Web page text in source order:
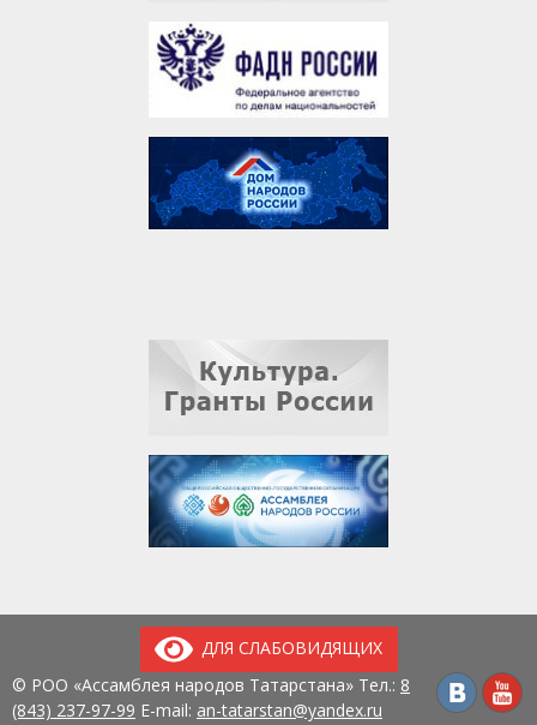
ДЛЯ СЛАБОВИДЯЩИХ
© РОО «Ассамблея народов Татарстана» Тел.: 8
(843) 237-97-99 E-mail: an-tatarstan@yandex.ru